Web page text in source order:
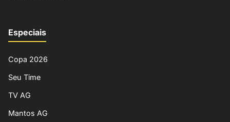
Especiais
Copa 2026
Seu Time
TV AG
Mantos AG